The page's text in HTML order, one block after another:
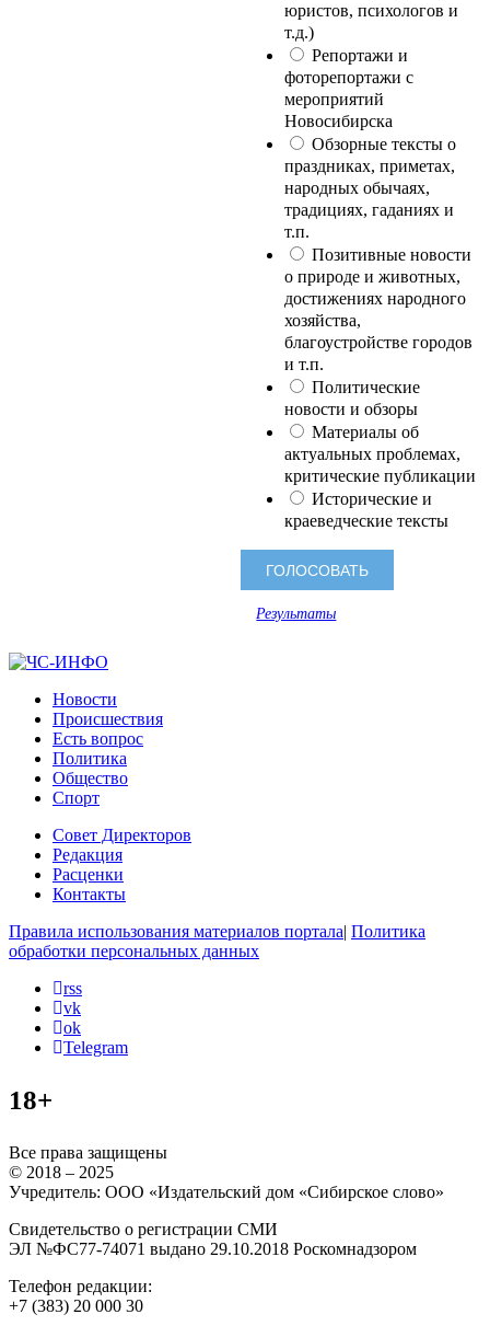
юристов, психологов и
т.д.)
Репортажи и
фоторепортажи с
мероприятий
Новосибирска
Обзорные тексты о
праздниках, приметах,
народных обычаях,
традициях, гаданиях и
т.п.
Позитивные новости
о природе и животных,
достижениях народного
хозяйства,
благоустройстве городов
и т.п.
Политические
новости и обзоры
Материалы об
актуальных проблемах,
критические публикации
Исторические и
краеведческие тексты
Результаты
Новости
Происшествия
Есть вопрос
Политика
Общество
Спорт
Совет Директоров
Редакция
Расценки
Контакты
Правила использования материалов портала| Политика
обработки персональных данных
rss
vk
ok
Telegram
18+
Все права защищены
© 2018 – 2025
Учредитель: ООО «Издательский дом «Сибирское слово»
Свидетельство о регистрации СМИ
ЭЛ №ФС77-74071 выдано 29.10.2018 Роскомнадзором
Телефон редакции:
+7 (383) 20 000 30